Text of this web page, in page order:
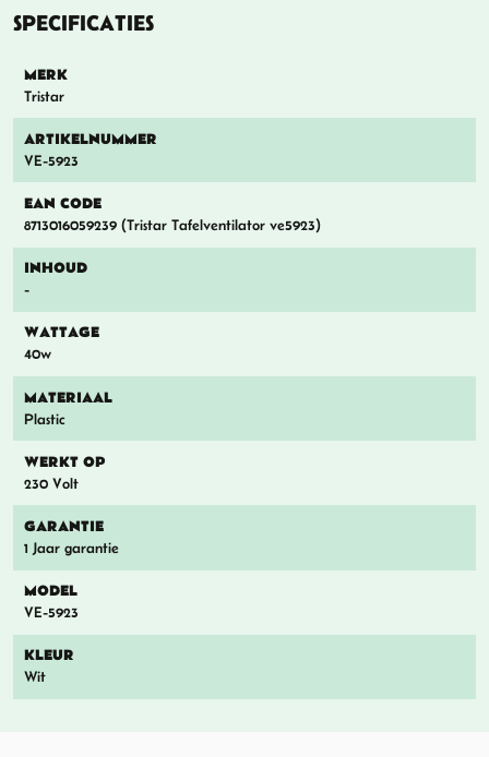
SPECIFICATIES
MERK
Tristar
ARTIKELNUMMER
VE-5923
EAN CODE
8713016059239 (Tristar Tafelventilator ve5923)
INHOUD
-
WATTAGE
40w
MATERIAAL
Plastic
WERKT OP
230 Volt
GARANTIE
1 Jaar garantie
MODEL
VE-5923
KLEUR
Wit